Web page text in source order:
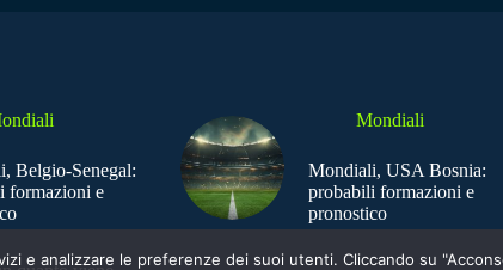
Belgio-Senegal:
formazioni e
Mondiali
Mondiali, USA Bosnia:
probabili formazioni e
pronostico
e analizzare le preferenze dei suoi utenti. Cliccando su